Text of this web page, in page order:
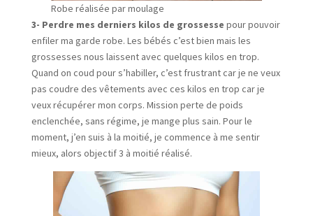
Robe réalisée par moulage
3- Perdre mes derniers kilos de grossesse pour pouvoir
enfiler ma garde robe. Les bébés c’est bien mais les
grossesses nous laissent avec quelques kilos en trop.
Quand on coud pour s’habiller, c’est frustrant car je ne veux
pas coudre des vêtements avec ces kilos en trop car je
veux récupérer mon corps. Mission perte de poids
enclenchée, sans régime, je mange plus sain. Pour le
moment, j’en suis à la moitié, je commence à me sentir
mieux, alors objectif 3 à moitié réalisé.